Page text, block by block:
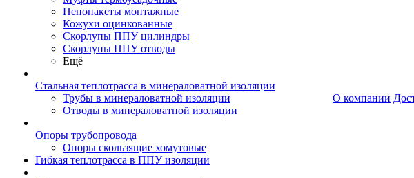
Пенопакеты монтажные
Кожухи оцинкованные
Скорлупы ППУ цилиндры
Скорлупы ППУ отводы
Ещё
Стальная теплотрасса в минераловатной изоляции
Трубы в минераловатной изоляции
Отводы в минераловатной изоляции
Опоры трубопровода
Опоры скользящие хомутовые
Гибкая теплотрасса в ППУ изоляции
О компании